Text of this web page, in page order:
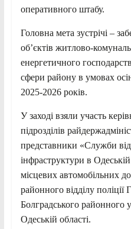
оперативного штабу.
Головна мета зустрічі –
об’єктів житлово-
енергетичного
сфери району в умовах
2025-2026 років.
У заході взяли участь
підрозділів
представники «Служби
інфраструктури в
місцевих автомобільних
районного відділу
Болградського
Одеській області.